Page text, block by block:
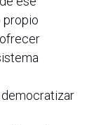
propio
democratizar